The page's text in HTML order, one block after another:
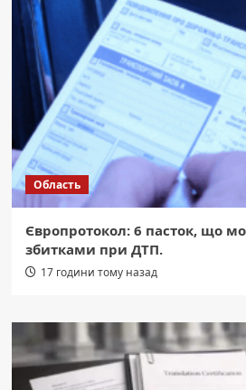
Область
Європротокол: 6 пасток, що
збитками при ДТП.
17 години тому назад